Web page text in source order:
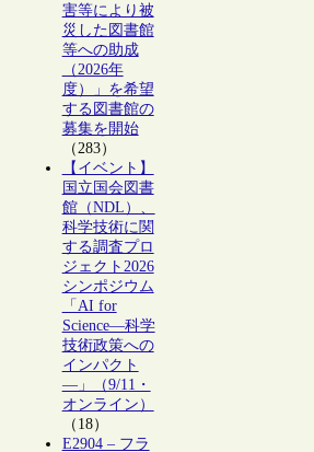
害等により被
災した図書館
等への助成
（2026年
度）」を希望
する図書館の
募集を開始
（283）
【イベント】
国立国会図書
館（NDL）、
科学技術に関
する調査プロ
ジェクト2026
シンポジウム
「AI for
Science―科学
技術政策への
インパクト
―」（9/11・
オンライン）
（18）
E2904 – フラ